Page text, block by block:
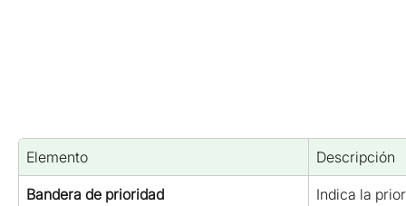
Elemento Descripción
Bandera de prioridad
Indica la